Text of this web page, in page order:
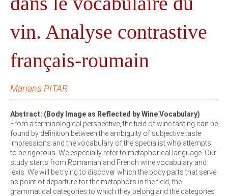
vin. Analyse contrastive
français-roumain
Mariana PITAR
Abstract: (Body Image as Reflected by Wine Vocabulary)
From a terminological perspective, the field of wine tasting can be
found by definition between the ambiguity of subjective taste
impressions and the vocabulary of the specialist who attempts
to be rigorous. We especially refer to metaphorical language. Our
study starts from Romanian and French wine vocabulary and
lexis. We will be trying to discover which the body parts that serve
as point of departure for the metaphors in the field, the
grammatical categories to which they belong and the categories